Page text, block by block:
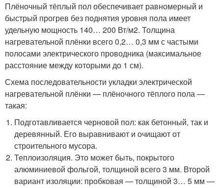
Плёночный тёплый пол обеспечивает равномерный и
быстрый прогрев без поднятия уровня пола имеет
удельную мощность 140… 200 Вт/м2. Толщина
нагревательной плёнки всего 0,2… 0,3 мм с частыми
полосами электрического проводника (максимальное
расстояние между которыми до 1 см).
Схема последовательности укладки электрической
нагревательной плёнки — плёночного тёплого пола —
такая:
Подготавливается черновой пол: как бетонный, так и
деревянный. Его выравнивают и очищают от
строительного мусора.
Теплоизоляция. Это может быть, покрытого
алюминиевой фольгой, толщиной всего 3 мм. Второй
вариант изоляции: пробковая — толщиной 3… 5 мм —